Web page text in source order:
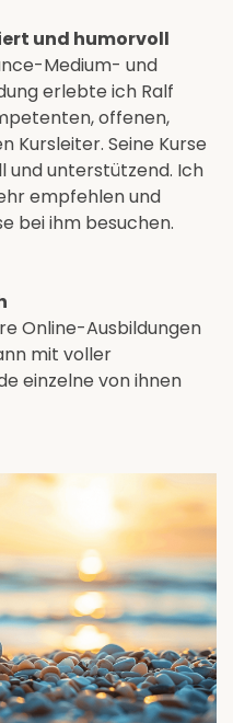
und humorvoll
Medium- und
erlebte ich Ralf
offenen,
Kursleiter. Seine Kurse
und unterstützend. Ich
empfehlen und
bei ihm besuchen.
Online-Ausbildungen
mit voller
einzelne von ihnen